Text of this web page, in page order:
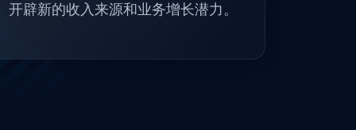
开辟新的收入来源和业务增长潜力。